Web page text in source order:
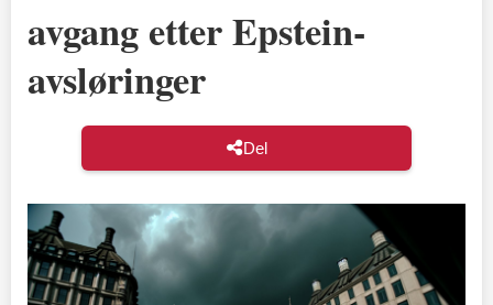
avgang etter Epstein-
avsløringer
Del